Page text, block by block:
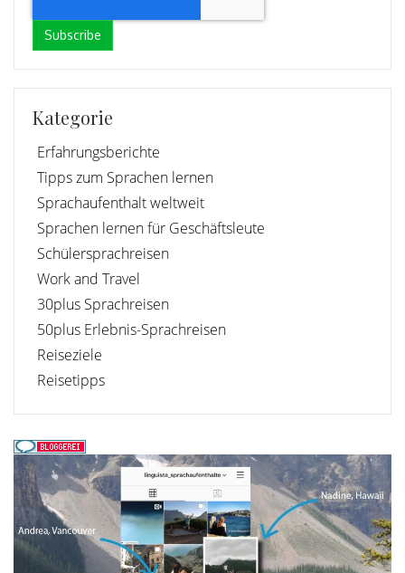
Kategorie
Erfahrungsberichte
Tipps zum Sprachen lernen
Sprachaufenthalt weltweit
Sprachen lernen für Geschäftsleute
Schülersprachreisen
Work and Travel
30plus Sprachreisen
50plus Erlebnis-Sprachreisen
Reiseziele
Reisetipps